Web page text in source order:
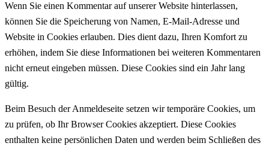
Wenn Sie einen Kommentar auf unserer Website hinterlassen,
können Sie die Speicherung von Namen, E-Mail-Adresse und
Website in Cookies erlauben. Dies dient dazu, Ihren Komfort zu
erhöhen, indem Sie diese Informationen bei weiteren Kommentaren
nicht erneut eingeben müssen. Diese Cookies sind ein Jahr lang
gültig.
Beim Besuch der Anmeldeseite setzen wir temporäre Cookies, um
zu prüfen, ob Ihr Browser Cookies akzeptiert. Diese Cookies
enthalten keine persönlichen Daten und werden beim Schließen des